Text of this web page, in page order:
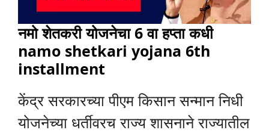
नमो शेतकरी योजनेचा 6 वा हप्ता कधी
namo shetkari yojana 6th
installment
केंद्र सरकारच्या पीएम किसान सन्मान निधी
योजनेच्या धर्तीवरच राज्य शासनाने राज्यातील